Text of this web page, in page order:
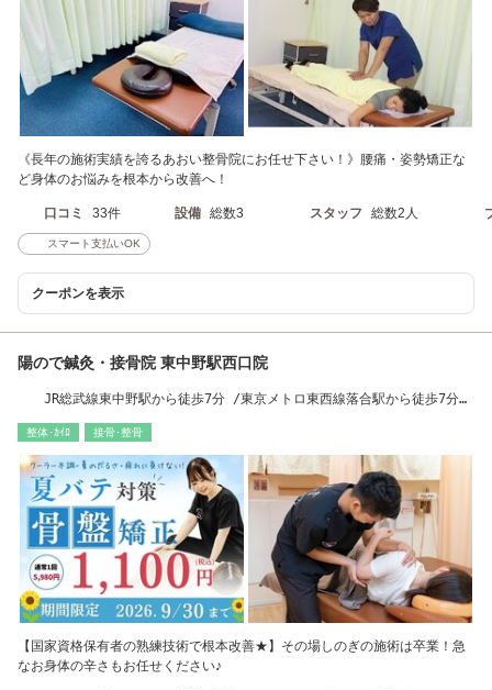
《長年の施術実績を誇るあおい整骨院にお任せ下さい！》腰痛・姿勢矯正な
ど身体のお悩みを根本から改善へ！
口コミ 33件 設備 総数3 スタッフ 総数2人
スマート支払いOK
クーポンを表示
陽ので鍼灸・接骨院 東中野駅西口院
JR総武線東中野駅から徒歩7分 /東京メトロ東西線落合駅から徒歩7分
整体･ｶｲﾛ 接骨･整骨
【国家資格保有者の熟練技術で根本改善★】その場しのぎの施術は卒業！急
なお身体の辛さもお任せください♪